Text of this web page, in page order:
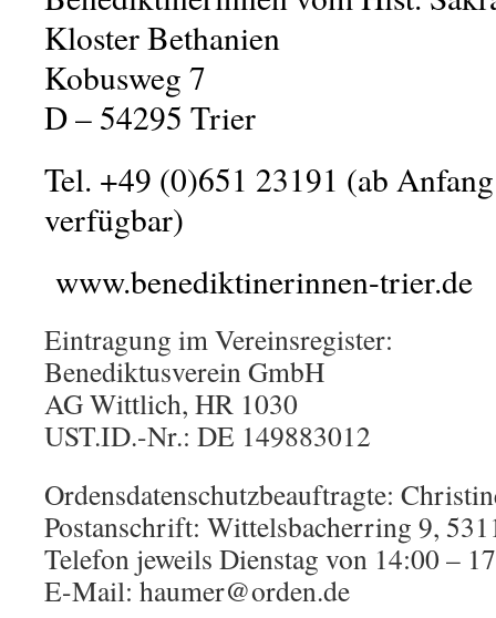
Kloster Bethanien
Kobusweg 7
D – 54295 Trier
Tel. +49 (0)651 23191 (ab
verfügbar)
www.benediktinerinnen-trier.de
Eintragung im Vereinsregister:
Benediktusverein GmbH
AG Wittlich, HR 1030
UST.ID.-Nr.: DE 149883012
Ordensdatenschutzbeauftragte:
Postanschrift: Wittelsbacherring 9,
Telefon jeweils Dienstag von 14:00 –
E-Mail: haumer@orden.de